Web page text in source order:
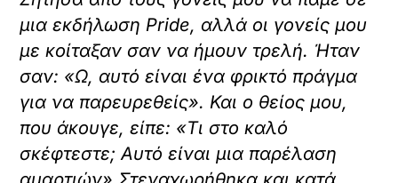
μια εκδήλωση Pride, αλλά οι γονείς μου
με κοίταξαν σαν να ήμουν τρελή. Ήταν
σαν: «Ω, αυτό είναι ένα φρικτό πράγμα
για να παρευρεθείς». Και ο θείος μου,
που άκουγε, είπε: «Τι στο καλό
σκέφτεστε; Αυτό είναι μια παρέλαση